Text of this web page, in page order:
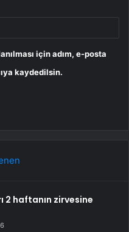
için adım, e-posta
kaydedilsin.
2 haftanın zirvesine